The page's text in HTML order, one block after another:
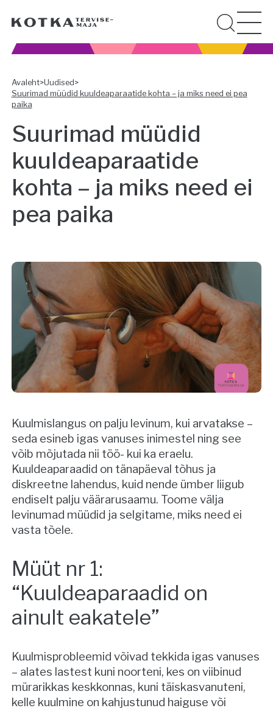
Avaleht>Uudised>
Suurimad müüdid kuuldeaparaatide kohta – ja miks need ei pea
paika
Suurimad müüdid
kuuldeaparaatide
kohta – ja miks need ei
pea paika
Kuulmislangus on palju levinum, kui arvatakse –
seda esineb igas vanuses inimestel ning see
võib mõjutada nii töö- kui ka eraelu.
Kuuldeaparaadid on tänapäeval tõhus ja
diskreetne lahendus, kuid nende ümber liigub
endiselt palju väärarusaamu. Toome välja
levinumad müüdid ja selgitame, miks need ei
vasta tõele.
Müüt nr 1:
“Kuuldeaparaadid on
ainult eakatele”
Kuulmisprobleemid võivad tekkida igas vanuses
– alates lastest kuni noorteni, kes on viibinud
mürarikkas keskkonnas, kuni täiskasvanuteni,
kelle kuulmine on kahjustunud haiguse või